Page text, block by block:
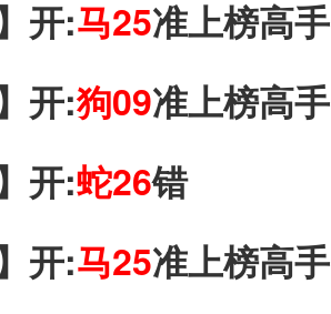
开:马25准上榜高手
开:狗09准上榜高手
开:蛇26错
开:马25准上榜高手